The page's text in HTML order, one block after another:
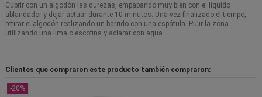
Cubrir con un algodón las durezas, empapando muy bien con el líquido
ablandador y dejar actuar durante 10 minutos. Una vez finalizado el tiempo,
retirar el algodón realizando un barrido con una espátula. Pulir la zona
utilizando una lima o escofina y aclarar con agua.
Clientes que compraron este producto también compraron:
-20%